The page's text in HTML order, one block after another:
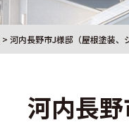
> 河内長野市J様邸（屋根塗装、
河内長